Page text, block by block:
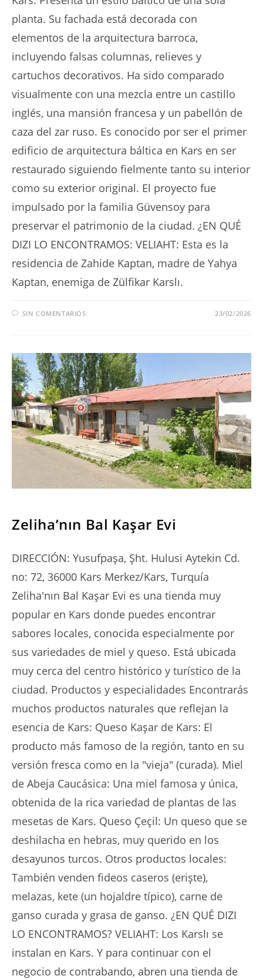
planta. Su fachada está decorada con
elementos de la arquitectura barroca,
incluyendo falsas columnas, relieves y
cartuchos decorativos. Ha sido comparado
visualmente con una mezcla entre un castillo
inglés, una mansión francesa y un pabellón de
caza del zar ruso. Es conocido por ser el primer
edificio de arquitectura báltica en Kars en ser
restaurado siguiendo fielmente tanto su interior
como su exterior original. El proyecto fue
impulsado por la familia Güvensoy para
preservar el patrimonio de la ciudad. ¿EN QUÉ
DIZI LO ENCONTRAMOS: VELIAHT: Esta es la
residencia de Zahide Kaptan, madre de Yahya
Kaptan, enemiga de Zülfikar Karslı.
SIN COMENTARIOS 23/02/2026
Zeliha’nın Bal Kaşar Evi
DIRECCIÓN: Yusufpaşa, Şht. Hulusi Aytekin Cd.
no: 72, 36000 Kars Merkez/Kars, Turquía
Zeliha'nın Bal Kaşar Evi es una tienda muy
popular en Kars donde puedes encontrar
sabores locales, conocida especialmente por
sus variedades de miel y queso. Está ubicada
muy cerca del centro histórico y turístico de la
ciudad. Productos y especialidades Encontrarás
muchos productos naturales que reflejan la
esencia de Kars: Queso Kaşar de Kars: El
producto más famoso de la región, tanto en su
versión fresca como en la "vieja" (curada). Miel
de Abeja Caucásica: Una miel famosa y única,
obtenida de la rica variedad de plantas de las
mesetas de Kars. Queso Çeçil: Un queso que se
deshilacha en hebras, muy querido en los
desayunos turcos. Otros productos locales:
También venden fideos caseros (erişte),
melazas, kete (un hojaldre típico), carne de
ganso curada y grasa de ganso. ¿EN QUÉ DIZI
LO ENCONTRAMOS? VELIAHT: Los Karslı se
instalan en Kars. Y para continuar con el
negocio de contrabando, abren una tienda de